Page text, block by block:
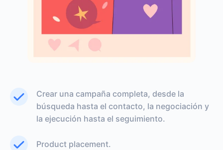
Crear una campaña completa, desde la
búsqueda hasta el contacto, la negociación y
la ejecución hasta el seguimiento.
Product placement.